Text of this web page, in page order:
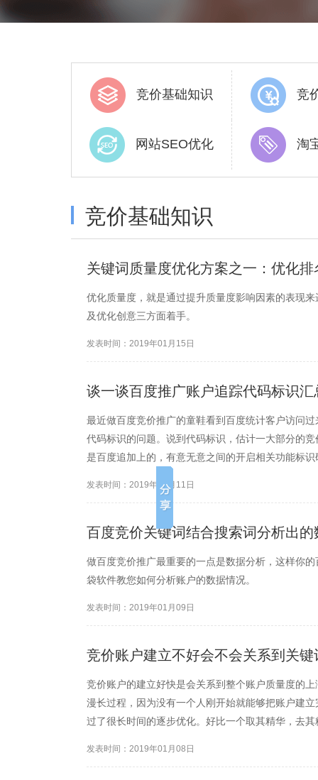
竞价基础知识 竞
网站SEO优化 淘
竞价基础知识
关键词质量度优化方案之一：优化
优化质量度，就是通过提升质量度影响因素的表现
及优化创意三方面着手。
发表时间：2019年01月15日
谈一谈百度推广账户追踪代码标识汇
最近做百度竞价推广的童鞋看到百度统计客户访问
代码标识的问题。说到代码标识，估计一大部分的
是百度追加上的，有意无意之间的开启相关功能标
发表时间：2019年01月11日
百度竞价关键词结合搜索词分析出的
做百度竞价推广最重要的一点是数据分析，这样你
袋软件教您如何分析账户的数据情况。
发表时间：2019年01月09日
竞价账户建立不好会不会关系到关
竞价账户的建立好快是会关系到整个账户质量度的
漫长过程，因为没有一个人刚开始就能够把账户建
过了很长时间的逐步优化。好比一个取其精华，去
发表时间：2019年01月08日